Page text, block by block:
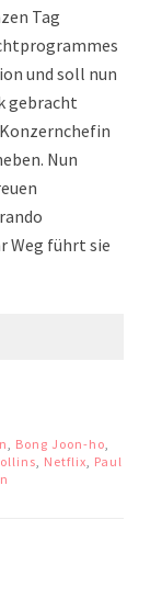
Tag
und soll nun
gebracht
Nun
Weg führt sie
Bong Joon-ho
Netflix Paul